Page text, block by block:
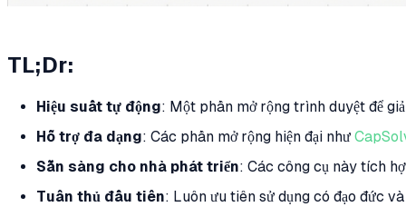
TL;Dr:
Hiệu suất tự động: Một phần mở rộng trình duyệt để
Hỗ trợ đa dạng: Các phần mở rộng hiện đại như
Sẵn sàng cho nhà phát triển: Các công cụ này tích
Tuân thủ đầu tiên: Luôn ưu tiên sử dụng có đạo đức